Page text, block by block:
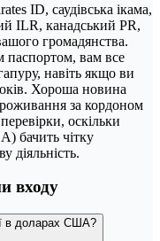
ID, саудівська ікама,
ILR, канадський PR,
громадянства.
паспортом, вам все
навіть якщо ви
Хороша новина
за кордоном
оскільки
бачить чітку
діяльність.
входу
в доларах США?